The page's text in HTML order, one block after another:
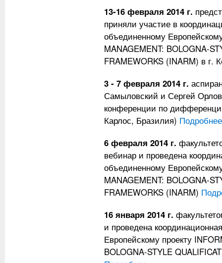
13-16 февраля 2014 г.
приняли участие в
объединенному
MANAGEMENT: BOLOGNA-
FRAMEWORKS (INARM) в
3 - 7 февраля 2014 г.
Самыловский и Сергей
конференции по
Карлос, Бразилия)
6 февраля 2014 г.
вебинар и проведена
объединенному
MANAGEMENT: BOLOGNA-
FRAMEWORKS (INARM)
16 января 2014 г.
и проведена
Европейскому проекту
BOLOGNA-STYLE